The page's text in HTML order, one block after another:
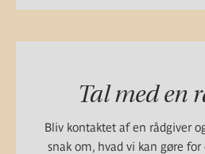
Tal med en
Bliv kontaktet af en rådgiver
snak om, hvad vi kan gøre